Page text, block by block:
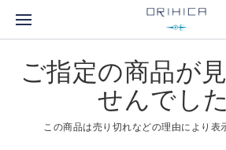
ご指定の商品が
せんでした
この商品は売り切れなどの理由により表